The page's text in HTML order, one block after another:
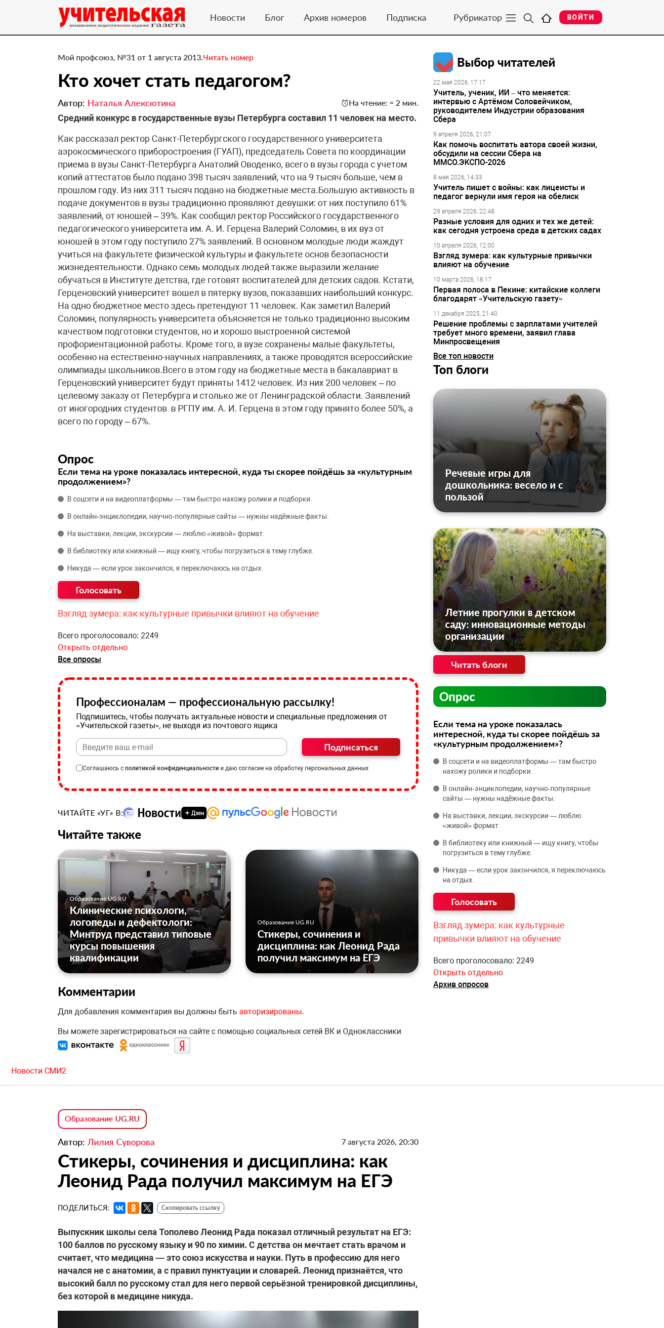
Новости Блог Архив номеров Подписка Рубрикатор ВОЙТИ
Мой профсоюз, №31 от 1 августа 2013.Читать номер
Кто хочет стать педагогом?
Автор: Наталья Алексютина На чтение: ≈ 2 мин.
Средний конкурс в государственные вузы Петербурга составил 11 человек на место.
Как рассказал ректор Санкт-Петербургского государственного университета
аэрокосмического приборостроения (ГУАП), председатель Совета по координации
приема в вузы Санкт-Петербурга Анатолий Оводенко, всего в вузы города с учетом
копий аттестатов было подано 398 тысяч заявлений, что на 9 тысяч больше, чем в
прошлом году. Из них 311 тысяч подано на бюджетные места.Большую активность в
подаче документов в вузы традиционно проявляют девушки: от них поступило 61%
заявлений, от юношей – 39%. Как сообщил ректор Российского государственного
педагогического университета им. А. И. Герцена Валерий Соломин, в их вуз от
юношей в этом году поступило 27% заявлений. В основном молодые люди жаждут
учиться на факультете физической культуры и факультете основ безопасности
жизнедеятельности. Однако семь молодых людей также выразили желание
обучаться в Институте детства, где готовят воспитателей для детских садов. Кстати,
Герценовский университет вошел в пятерку вузов, показавших наибольший конкурс.
На одно бюджетное место здесь претендуют 11 человек. Как заметил Валерий
Соломин, популярность университета объясняется не только традиционно высоким
качеством подготовки студентов, но и хорошо выстроенной системой
профориентационной работы. Кроме того, в вузе сохранены малые факультеты,
особенно на естественно-научных направлениях, а также проводятся всероссийские
олимпиады школьников.Всего в этом году на бюджетные места в бакалавриат в
Герценовский университет будут приняты 1412 человек. Из них 200 человек – по
целевому заказу от Петербурга и столько же от Ленинградской области. Заявлений
от иногородних студентов в РГПУ им. А. И. Герцена в этом году принято более 50%, а
всего по городу – 67%.
Опрос
Если тема на уроке показалась интересной, куда ты скорее пойдёшь за «культурным
продолжением»?
В соцсети и на видеоплатформы — там быстро нахожу ролики и подборки.
В онлайн‑энциклопедии, научно‑популярные сайты — нужны надёжные факты.
На выставки, лекции, экскурсии — люблю «живой» формат.
В библиотеку или книжный — ищу книгу, чтобы погрузиться в тему глубже.
Никуда — если урок закончился, я переключаюсь на отдых.
Взгляд зумера: как культурные привычки влияют на обучение
Всего проголосовало: 2249
Открыть отдельно
Все опросы
Профессионалам — профессиональную рассылку!
Подпишитесь, чтобы получать актуальные новости и специальные предложения от
«Учительской газеты», не выходя из почтового ящика
Подписаться
Соглашаюсь с политикой конфиденциальности и даю согласие на обработку персональных данных
ЧИТАЙТЕ «УГ» В:
Читайте также
Образование UG.RU
Клинические психологи,
логопеды и дефектологи:
Минтруд представил типовые
курсы повышения
квалификации
Образование UG.RU
Стикеры, сочинения и
дисциплина: как Леонид Рада
получил максимум на ЕГЭ
Комментарии
Для добавления комментария вы должны быть авторизированы.
Вы можете зарегистрироваться на сайте с помощью социальных сетей ВК и Одноклассники
Выбор читателей
22 мая 2026, 17:17
Учитель, ученик, ИИ – что меняется:
интервью с Артёмом Соловейчиком,
руководителем Индустрии образования
Сбера
9 апреля 2026, 21:07
Как помочь воспитать автора своей жизни,
обсудили на сессии Сбера на
ММСО.ЭКСПО-2026
8 мая 2026, 14:33
Учитель пишет с войны: как лицеисты и
педагог вернули имя героя на обелиск
29 апреля 2026, 22:48
Разные условия для одних и тех же детей:
как сегодня устроена среда в детских садах
10 апреля 2026, 12:00
Взгляд зумера: как культурные привычки
влияют на обучение
10 марта 2026, 18:17
Первая полоса в Пекине: китайские коллеги
благодарят «Учительскую газету»
11 декабря 2025, 21:40
Решение проблемы с зарплатами учителей
требует много времени, заявил глава
Минпросвещения
Все топ новости
Топ блоги
Речевые игры для
дошкольника: весело и с
пользой
Летние прогулки в детском
саду: инновационные методы
организации
Читать блоги
Опрос
Если тема на уроке показалась
интересной, куда ты скорее пойдёшь за
«культурным продолжением»?
В соцсети и на видеоплатформы — там быстро
нахожу ролики и подборки.
В онлайн‑энциклопедии, научно‑популярные
сайты — нужны надёжные факты.
На выставки, лекции, экскурсии — люблю
«живой» формат.
В библиотеку или книжный — ищу книгу, чтобы
погрузиться в тему глубже.
Никуда — если урок закончился, я переключаюсь
на отдых.
Взгляд зумера: как культурные
привычки влияют на обучение
Всего проголосовало: 2249
Открыть отдельно
Архив опросов
Новости СМИ2
Образование UG.RU
Автор: Лилия Суворова 7 августа 2026, 20:30
Стикеры, сочинения и дисциплина: как
Леонид Рада получил максимум на ЕГЭ
ПОДЕЛИТЬСЯ: Скопировать ссылку
Выпускник школы села Тополево Леонид Рада показал отличный результат на ЕГЭ:
100 баллов по русскому языку и 90 по химии. С детства он мечтает стать врачом и
считает, что медицина — это союз искусства и науки. Путь в профессию для него
начался не с анатомии, а с правил пунктуации и словарей. Леонид признаётся, что
высокий балл по русскому стал для него первой серьёзной тренировкой дисциплины,
без которой в медицине никуда.